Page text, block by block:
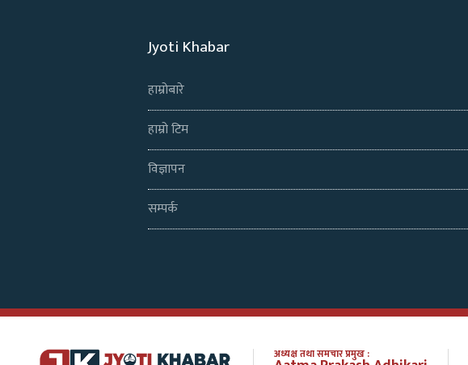
Jyoti Khabar
हाम्रोबारे
हाम्रो टिम
विज्ञापन
सम्पर्क
अध्यक्ष तथा समचार प्रमुख :